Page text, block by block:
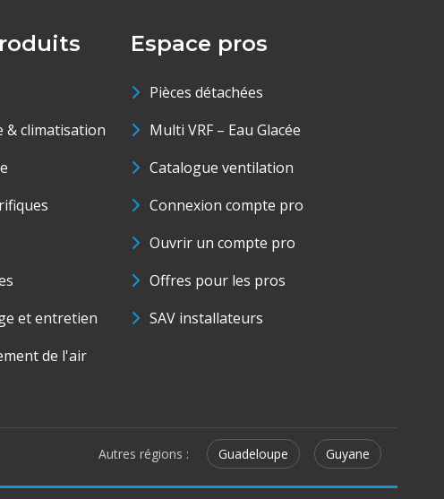
climatisation
et entretien
de l'air
Espace pros
Pièces détachées
Multi VRF – Eau Glacée
Catalogue ventilation
Connexion compte pro
Ouvrir un compte pro
Offres pour les pros
SAV installateurs
Autres régions : Guadeloupe Guyane